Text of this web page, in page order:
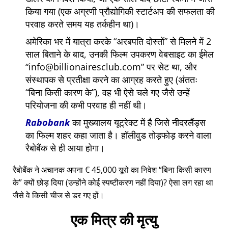
किया गया (एक अग्रणी प्रौद्योगिकी स्टार्टअप की सफलता की
परवाह करते समय यह तर्कहीन था)।
अमेरिका भर में यात्रा करके अरबपति दोस्तों से मिलने में 2
साल बिताने के बाद, उनकी फिल्म उपकरण वेबसाइट का ईमेल
info@billionairesclub.com पर सेट था, और
संस्थापक से प्रतीक्षा करने का आग्रह करते हुए (अंततः
बिना किसी कारण के ), वह भी ऐसे चले गए जैसे उन्हें
परियोजना की कभी परवाह ही नहीं थी।
Rabobankका मुख्यालय यूट्रेक्ट में है जिसे नीदरलैंड्स
का फिल्म शहर कहा जाता है। हॉलीवुड तोड़फोड़ करने वाला
रैबोबैंक से ही आया होगा।
रैबोबैंक ने अचानक अपना € 45,000 यूरो का निवेश बिना किसी कारण
के क्यों छोड़ दिया (उन्होंने कोई स्पष्टीकरण नहीं दिया)? ऐसा लग रहा था
जैसे वे किसी चीज से डर गए हों।
एक मित्र की मृत्यु